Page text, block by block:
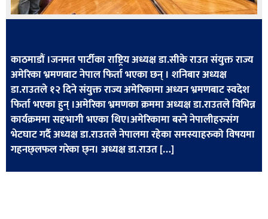
मनोरञ्जन
भिडियो
अन्य
समाज
शिक्षा
काठमाडौं ।जनमत पार्टीका राष्ट्रिय अध्यक्ष डा.सीके राउत संयुक्त राज्य
अमेरिका भ्रमणबाट नेपाल फिर्ता भएका छन् । शनिबार अध्यक्ष
डा.राउतले १२ दिने संयुक्त राज्य अमेरिकामा अध्यन भ्रमणबाट स्वदेश
फिर्ता भएका हुन् ।अमेरिका भ्रमणका क्रममा अध्यक्ष डा.राउतले विभिन्न
कार्यक्रममा सहभागी भएका थिए।अमेरिकामा बस्ने नेपालीहरुसंग
भेटघाट गर्दै अध्यक्ष डा.राउतले नेपालमा रहेका समस्याहरुको विषयमा
गहनछ्लफल गरेका छ्न। अध्यक्ष डा.राउत […]